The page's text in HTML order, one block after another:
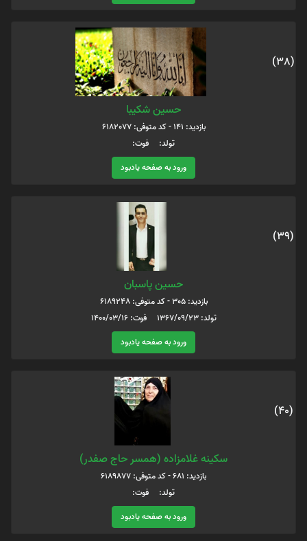
(38)
حسین شکیبا
بازدید: 141 - کد متوفی: 6182077
تولد: فوت:
ورود به صفحه یادبود
(39)
حسین پاسبان
بازدید: 305 - کد متوفی: 6189248
تولد: 1367/09/23 فوت: 1400/03/16
ورود به صفحه یادبود
(40)
سکینه غلامزاده (همسر حاج صفدر)
بازدید: 681 - کد متوفی: 6189877
تولد: فوت:
ورود به صفحه یادبود